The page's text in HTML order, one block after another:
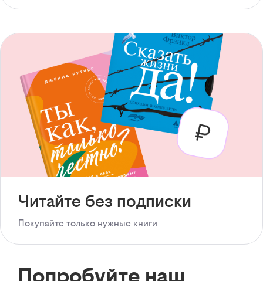
с доступом офлайн
Читайте без подписки
Покупайте только нужные книги